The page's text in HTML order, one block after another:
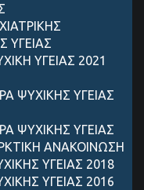
ΥΓΕΙΑΣ
ΥΓΕΙΑΣ 2021
ΨΥΧΙΚΗΣ ΥΓΕΙΑΣ
ΨΥΧΙΚΗΣ ΥΓΕΙΑΣ
ΑΝΑΚΟΙΝΩΣΗ
ΥΓΕΙΑΣ 2018
ΥΓΕΙΑΣ 2016